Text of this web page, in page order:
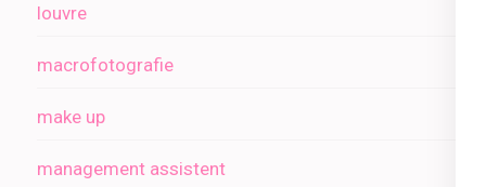
louvre
macrofotografie
make up
management assistent